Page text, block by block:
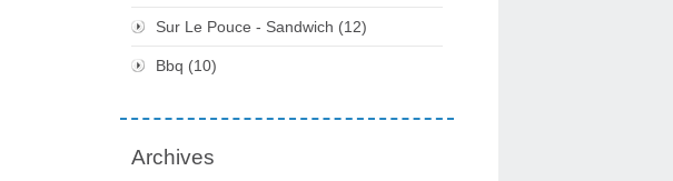
Sur Le Pouce - Sandwich (12)
Bbq (10)
Archives